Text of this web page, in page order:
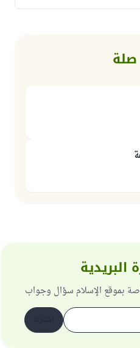
البريدية
بموقع الإسلام سؤال وجواب